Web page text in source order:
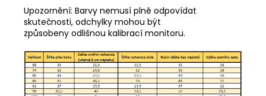
Upozornění: Barvy nemusí plně odpovídat
skutečnosti, odchylky mohou být
způsobeny odlišnou kalibrací monitoru.